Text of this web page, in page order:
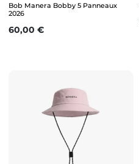
Bob Manera Bobby 5 Panneaux
2026
Prix
60,00 €